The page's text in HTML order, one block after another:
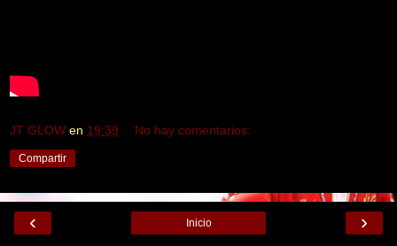
JT GLOW en 19:39 No hay comentarios:
Compartir
‹ ›
Inicio